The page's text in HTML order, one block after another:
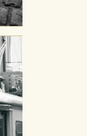
TODO